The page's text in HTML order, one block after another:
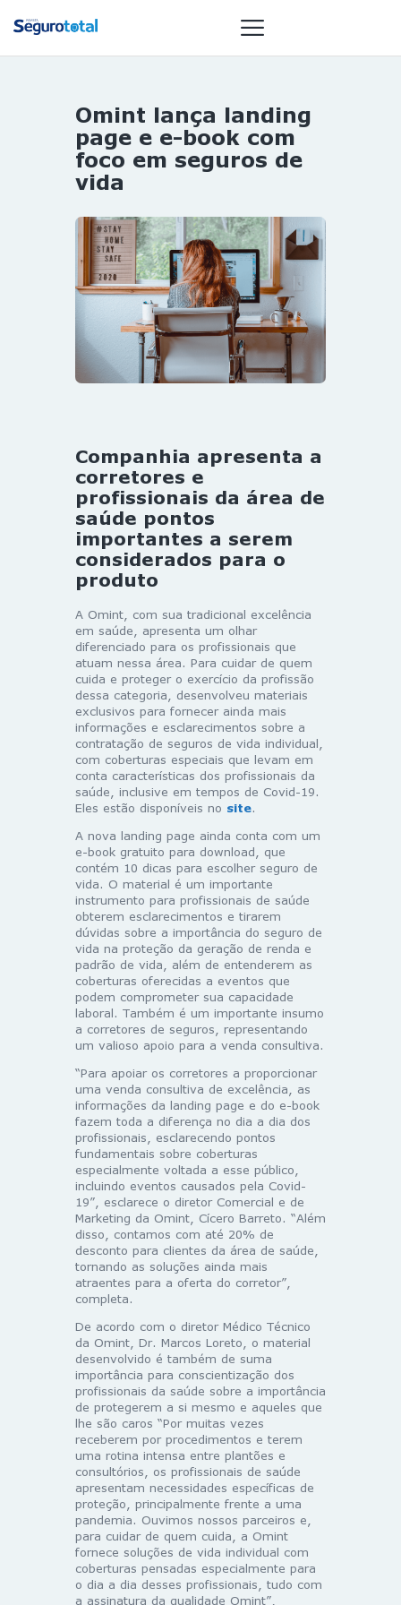
NOTÍCIAS
REVISTA
ESPECIAIS
OURO
ST SUMMIT
MULHERES
GESTORAS
HOMEST
HOME
Omint lança landing
page e e-book com
foco em seguros de
vida
Companhia apresenta a
corretores e
profissionais da área de
saúde pontos
importantes a serem
considerados para o
produto
A Omint, com sua tradicional excelência
em saúde, apresenta um olhar
diferenciado para os profissionais que
atuam nessa área. Para cuidar de quem
cuida e proteger o exercício da profissão
dessa categoria, desenvolveu materiais
exclusivos para fornecer ainda mais
informações e esclarecimentos sobre a
contratação de seguros de vida individual,
com coberturas especiais que levam em
conta características dos profissionais da
saúde, inclusive em tempos de Covid-19.
Eles estão disponíveis no site.
A nova landing page ainda conta com um
e-book gratuito para download, que
contém 10 dicas para escolher seguro de
vida. O material é um importante
instrumento para profissionais de saúde
obterem esclarecimentos e tirarem
dúvidas sobre a importância do seguro de
vida na proteção da geração de renda e
padrão de vida, além de entenderem as
coberturas oferecidas a eventos que
podem comprometer sua capacidade
laboral. Também é um importante insumo
a corretores de seguros, representando
um valioso apoio para a venda consultiva.
“Para apoiar os corretores a proporcionar
uma venda consultiva de excelência, as
informações da landing page e do e-book
fazem toda a diferença no dia a dia dos
profissionais, esclarecendo pontos
fundamentais sobre coberturas
especialmente voltada a esse público,
incluindo eventos causados pela Covid-
19”, esclarece o diretor Comercial e de
Marketing da Omint, Cícero Barreto. “Além
disso, contamos com até 20% de
desconto para clientes da área de saúde,
tornando as soluções ainda mais
atraentes para a oferta do corretor”,
completa.
De acordo com o diretor Médico Técnico
da Omint, Dr. Marcos Loreto, o material
desenvolvido é também de suma
importância para conscientização dos
profissionais da saúde sobre a importância
de protegerem a si mesmo e aqueles que
lhe são caros “Por muitas vezes
receberem por procedimentos e terem
uma rotina intensa entre plantões e
consultórios, os profissionais de saúde
apresentam necessidades específicas de
proteção, principalmente frente a uma
pandemia. Ouvimos nossos parceiros e,
para cuidar de quem cuida, a Omint
fornece soluções de vida individual com
coberturas pensadas especialmente para
o dia a dia desses profissionais, tudo com
a assinatura da qualidade Omint”,